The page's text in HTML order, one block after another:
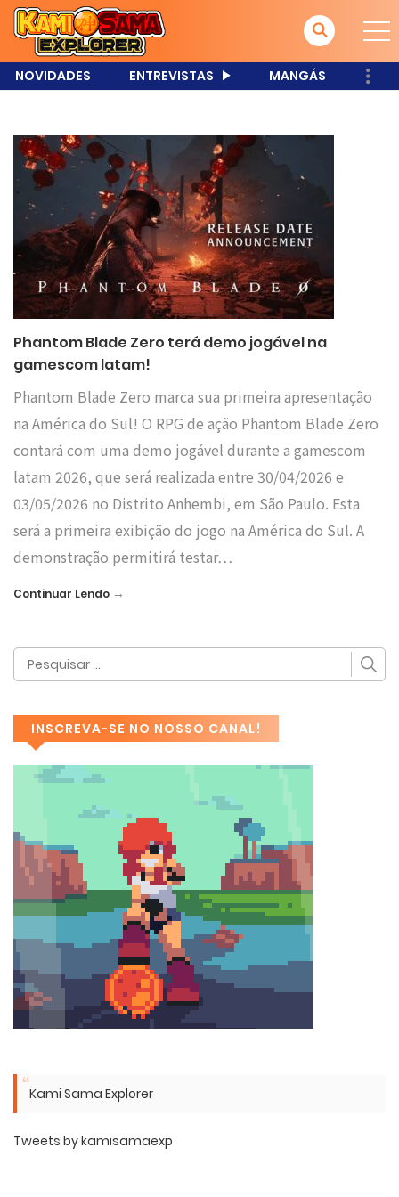
NOVIDADES ENTREVISTAS MANGÁS
Phantom Blade Zero terá demo jogável na
gamescom latam!
Phantom Blade Zero marca sua primeira apresentação
na América do Sul! O RPG de ação Phantom Blade Zero
contará com uma demo jogável durante a gamescom
latam 2026, que será realizada entre 30/04/2026 e
03/05/2026 no Distrito Anhembi, em São Paulo. Esta
será a primeira exibição do jogo na América do Sul. A
demonstração permitirá testar…
Continuar Lendo →
INSCREVA-SE NO NOSSO CANAL!
Kami Sama Explorer
Tweets by kamisamaexp